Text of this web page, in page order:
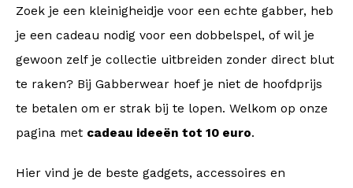
Zoek je een kleinigheidje voor een echte gabber, heb
je een cadeau nodig voor een dobbelspel, of wil je
gewoon zelf je collectie uitbreiden zonder direct blut
te raken? Bij Gabberwear hoef je niet de hoofdprijs
te betalen om er strak bij te lopen. Welkom op onze
pagina met cadeau ideeën tot 10 euro.
Hier vind je de beste gadgets, accessoires en